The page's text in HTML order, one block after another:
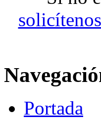
solicítenos
Portada